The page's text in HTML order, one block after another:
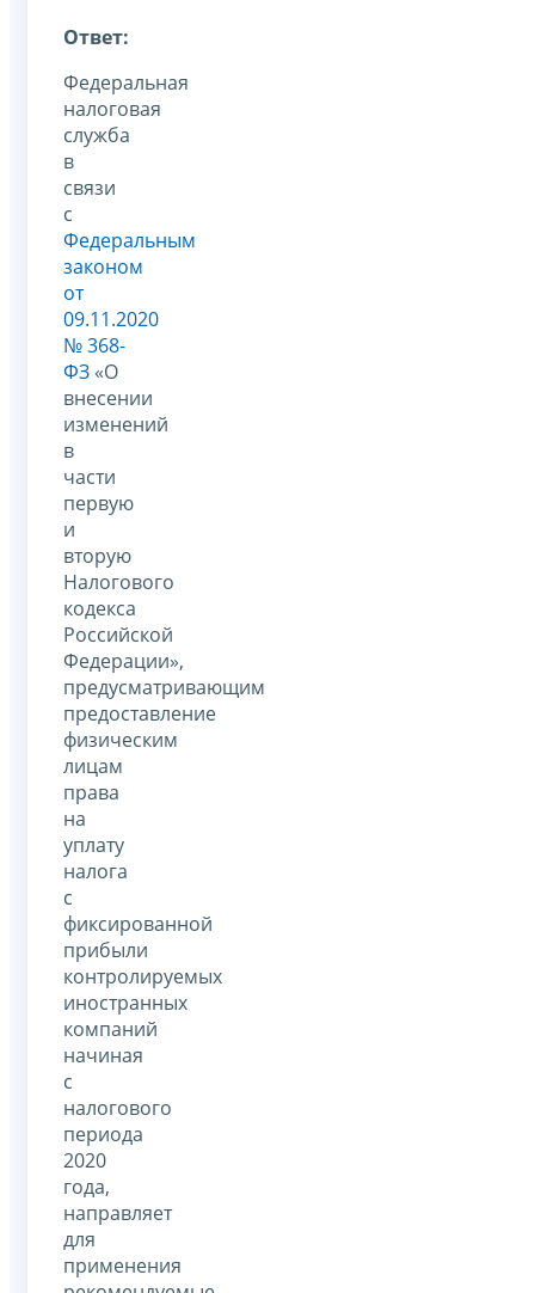
Ответ:
Федеральная
налоговая
служба
в
связи
с
Федеральным
законом
от
09.11.2020
№ 368-
ФЗ «О
внесении
изменений
в
части
первую
и
вторую
Налогового
кодекса
Российской
Федерации»,
предусматривающим
предоставление
физическим
лицам
права
на
уплату
налога
с
фиксированной
прибыли
контролируемых
иностранных
компаний
начиная
с
налогового
периода
2020
года,
направляет
для
применения